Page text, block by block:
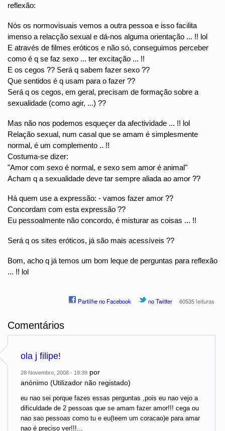
reflexão:
Nós os normovisuais vemos a outra pessoa e isso facilita
imenso a relacção sexual e dá-nos alguma orientação ... !! lol
E através de filmes eróticos e não só, conseguimos perceber
como é q se faz sexo ... ter excitação ... !!
E os cegos ?? Será q sabem fazer sexo ??
Que sentidos é q usam para o fazer ??
Será q os cegos, em geral, precisam de formação sobre a
sexualidade (como agir, ...) ??
Mas não nos podemos esqueçer da afectividade ... !! lol
Relação sexual, num casal que se amam é simplesmente
normal, é um complemento .. !!
Costuma-se dizer:
"Amor com sexo é normal, e sexo sem amor é animal"
Acham q a sexualidade deve tar sempre aliada ao amor ??
Há quem use a expressão: - vamos fazer amor ??
Concordam com esta expressão ??
Eu pessoalmente não concordo, é misturar as coisas ... !!
Será q os sites eróticos, já são mais acessíveis ??
Bom, acho q já temos um bom leque de perguntas para reflexão
... !! lol
Partilhe no Facebook no Twitter 60535 leituras
Comentários
ola j filipe!
28 Novembro, 2008 - 19:39 por
anónimo (Utilizador não registado)
eu nao sei porque fazes essas perguntas ,pois eu nao vejo a
dificuldade de 2 pessoas que se amam fazer amor!!! cega ou
nao sao pessoas como tu e eu(teem um coracao)e para amar
nao é preciso ver!!!...